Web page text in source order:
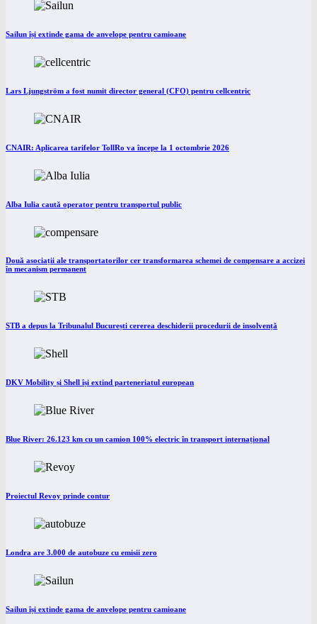
Sailun își extinde gama de anvelope pentru camioane
Lars Ljungström a fost numit director general (CFO) pentru cellcentric
CNAIR: Aplicarea tarifelor TollRo va începe la 1 octombrie 2026
Alba Iulia caută operator pentru transportul public
Două asociații ale transportatorilor cer transformarea schemei de compensare a accizei
în mecanism permanent
STB a depus la Tribunalul București cererea deschiderii procedurii de insolvență
DKV Mobility și Shell își extind parteneriatul european
Blue River: 26.123 km cu un camion 100% electric în transport internațional
Proiectul Revoy prinde contur
Londra are 3.000 de autobuze cu emisii zero
Sailun își extinde gama de anvelope pentru camioane